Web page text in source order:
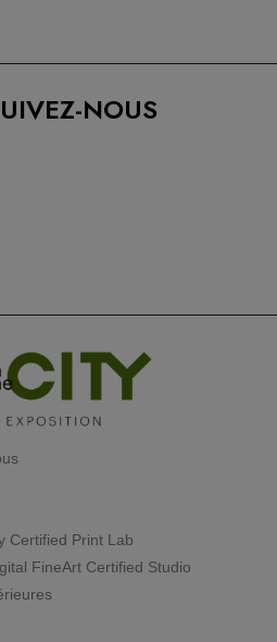
NOUS
Certified Print Lab
FineArt Certified Studio